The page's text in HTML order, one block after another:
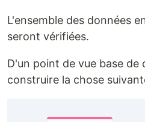
L'ensemble des données
seront vérifiées.
D'un point de vue base de
construire la chose